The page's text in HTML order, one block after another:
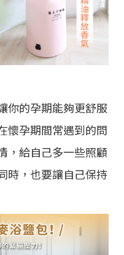
你的孕期能夠更舒服
懷孕期間常遇到的問
，給自己多一些照顧
時，也要讓自己保持